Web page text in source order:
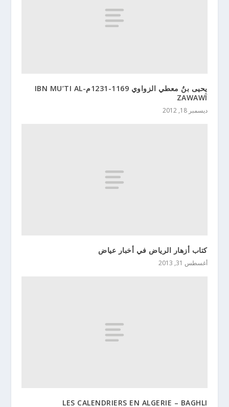
يحيى بنُ معطي الزواوي 1169-1231مIBN MU’TI AL-
ZAWAWÎ
ديسمبر 18, 2012
كتاب أزهار الرياض في أخبار عياض
أغسطس 31, 2013
LES CALENDRIERS EN ALGERIE – BAGHLI